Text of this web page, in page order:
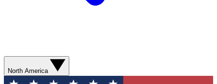
North America